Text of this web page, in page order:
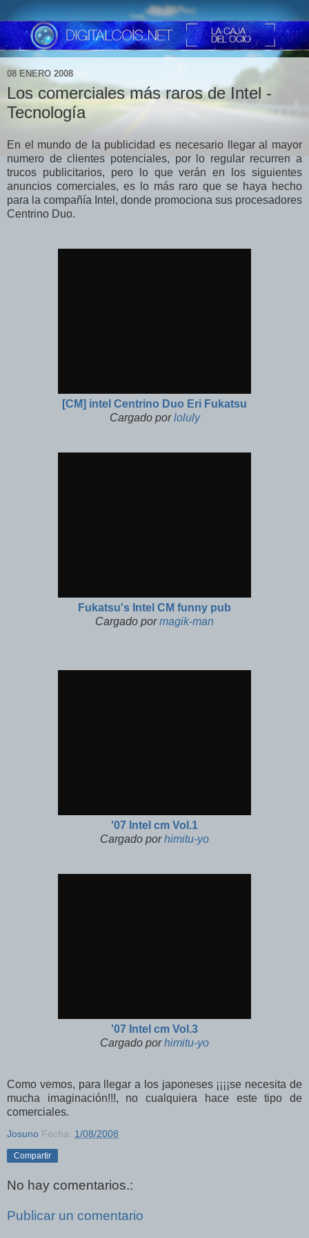
08 ENERO 2008
Los comerciales más raros de Intel -
Tecnología
En el mundo de la publicidad es necesario llegar al mayor
numero de clientes potenciales, por lo regular recurren a
trucos publicitarios, pero lo que verán en los siguientes
anuncios comerciales, es lo más raro que se haya hecho
para la compañía Intel, donde promociona sus procesadores
Centrino Duo.
[CM] intel Centrino Duo Eri Fukatsu
Cargado porloluly
Fukatsu's Intel CM funny pub
Cargado pormagik-man
'07 Intel cm Vol.1
Cargado porhimitu-yo
'07 Intel cm Vol.3
Cargado porhimitu-yo
Como vemos, para llegar a los japoneses ¡¡¡¡se necesita de
mucha imaginación!!!, no cualquiera hace este tipo de
comerciales.
Josuno Fecha: 1/08/2008
Compartir
No hay comentarios.:
Publicar un comentario